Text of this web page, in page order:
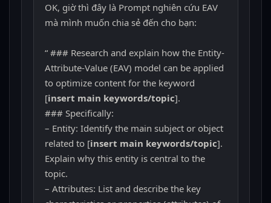
OK, giờ thì đây là Prompt nghiên cứu EAV
mà mình muốn chia sẻ đến cho bạn:
“ ### Research and explain how the Entity-
Attribute-Value (EAV) model can be applied
to optimize content for the keyword
[insert main keywords/topic].
### Specifically:
– Entity: Identify the main subject or object
related to [insert main keywords/topic].
Explain why this entity is central to the
topic.
– Attributes: List and describe the key